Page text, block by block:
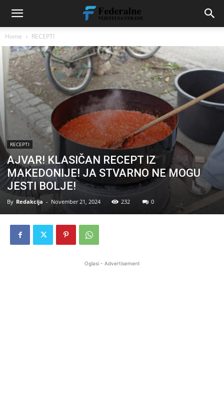
Home RECEPTI
RECEPTI
AJVAR! KLASIČAN RECEPT IZ
MAKEDONIJE! JA STVARNO NE MOGU
JESTI BOLJE!
By Redakcija - November 21, 2024 232 0
Oglasi - Advertisement